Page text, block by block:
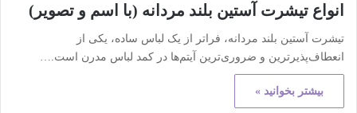
انواع تیشرت آستین بلند مردانه (با اسم و تصویر)
تیشرت آستین بلند مردانه، فراتر از یک لباس ساده، یکی از
انعطاف‌پذیرترین و ضروری‌ترین آیتم‌ها در کمد لباس مدرن است.…
بیشتر بخوانید »